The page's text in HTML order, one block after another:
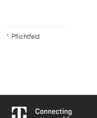
* Pflichtfeld